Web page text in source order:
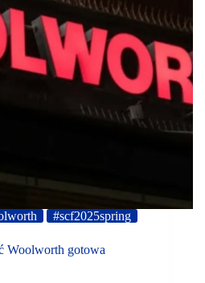
#scf2025spring
Woolworth gotowa